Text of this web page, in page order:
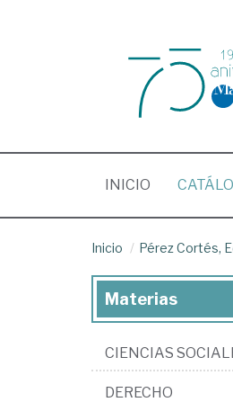
INICIO (CURRENT)
Inicio Pérez Cortés,
Materias
CIENCIAS
DERECHO